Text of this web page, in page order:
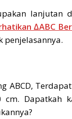
lanjutan
∆ABC
penjelasannya.
ABCD,
Dapatkah